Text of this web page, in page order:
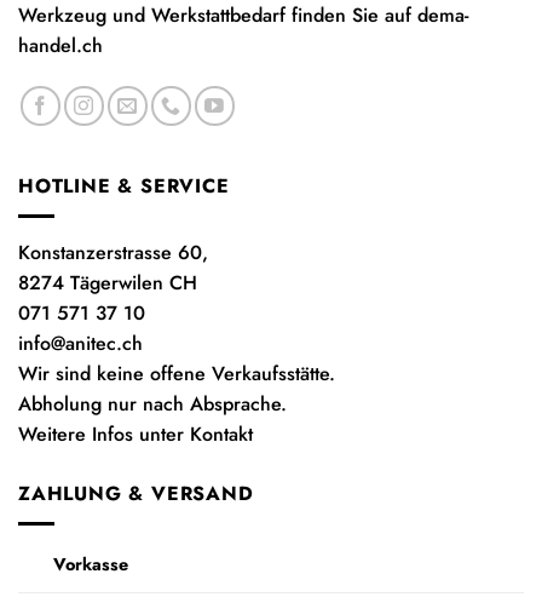
Werkzeug und Werkstattbedarf finden Sie aufdema-
handel.ch
HOTLINE & SERVICE
Konstanzerstrasse 60,
8274 Tägerwilen CH
071 571 37 10
info@anitec.ch
Wir sind keine offene Verkaufsstätte.
Abholung nur nach Absprache.
Weitere Infos unter Kontakt
ZAHLUNG & VERSAND
Vorkasse